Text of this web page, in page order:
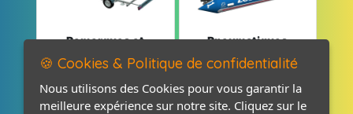
Remorques et
Pneumatiques
🍪 Cookies & Politique de confidentialité
Nous utilisons des Cookies pour vous garantir la
meilleure expérience sur notre site. Cliquez sur le